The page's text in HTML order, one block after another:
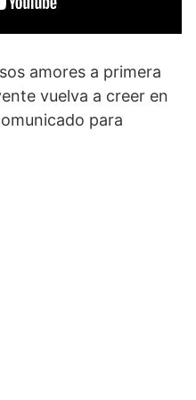
amores a primera
vuelva a creer en
para